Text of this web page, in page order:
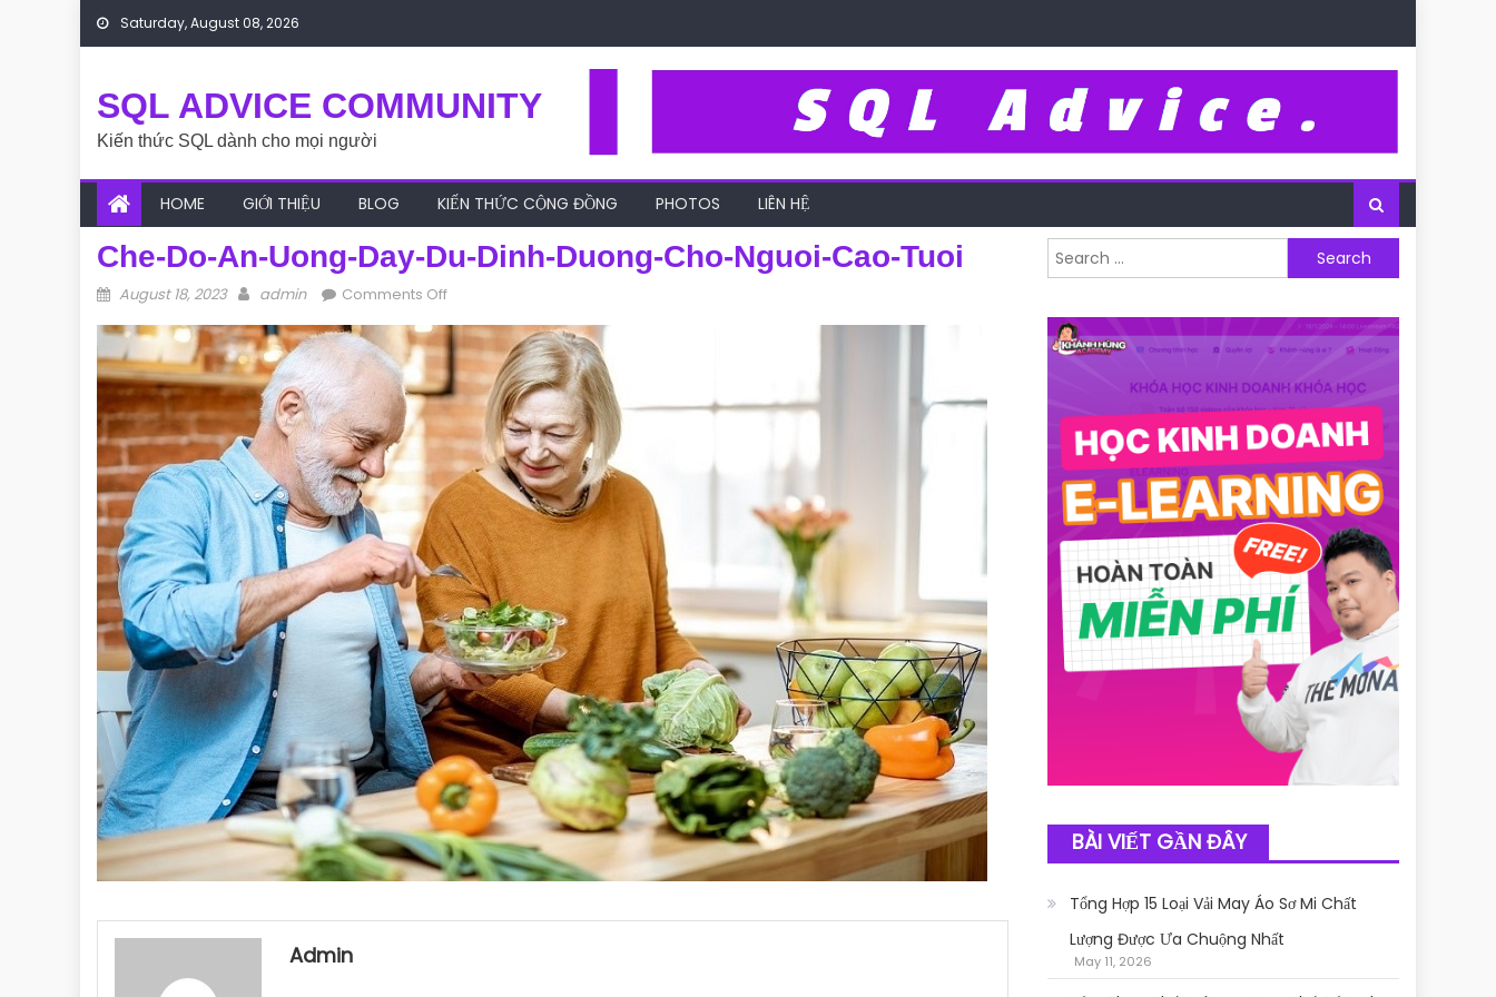
Skip to content
Saturday, August 08, 2026
SQL ADVICE COMMUNITY
Kiến thức SQL dành cho mọi người
HOME GIỚI THIỆU BLOG KIẾN THỨC CỘNG ĐỒNG PHOTOS LIÊN HỆ
Che-Do-An-Uong-Day-Du-Dinh-Duong-Cho-Nguoi-Cao-Tuoi
Posted on
August 18, 2023 Author
admin Comments Off
Admin
Search for:
BÀI VIẾT GẦN ĐÂY
Tổng Hợp 15 Loại Vải May Áo Sơ Mi Chất
Lượng Được Ưa Chuộng Nhất
May 11, 2026